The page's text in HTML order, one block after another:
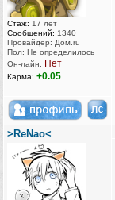
Стаж: 17 лет
Сообщений: 1340
Провайдер: Дом.ru
Пол: Не определилось
Он-лайн: Нет
Карма: +0.05
>ReNao<